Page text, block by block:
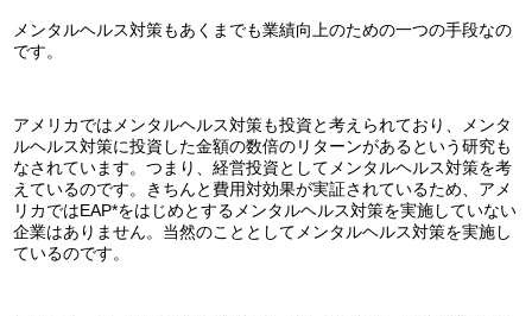
メンタルヘルス対策もあくまでも業績向上のための一つの手段なの
です。
アメリカではメンタルヘルス対策も投資と考えられており、メンタ
ルヘルス対策に投資した金額の数倍のリターンがあるという研究も
なされています。つまり、経営投資としてメンタルヘルス対策を考
えているのです。きちんと費用対効果が実証されているため、アメ
リカではEAP*をはじめとするメンタルヘルス対策を実施していない
企業はありません。当然のこととしてメンタルヘルス対策を実施し
ているのです。